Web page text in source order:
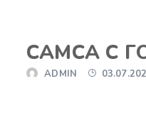
САМСА С
ADMIN